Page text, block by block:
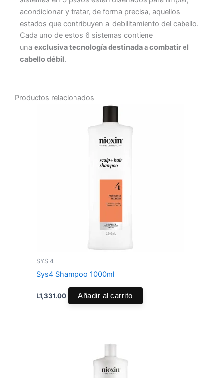
acondicionar y tratar, de forma precisa, aquellos
estados que contribuyen al debilitamiento del cabello.
Cada uno de estos 6 sistemas contiene
una exclusiva tecnología destinada a combatir el
cabello débil.
Productos relacionados
SYS 4
Sys4 Shampoo 1000ml
L1,331.00 Añadir al carrito